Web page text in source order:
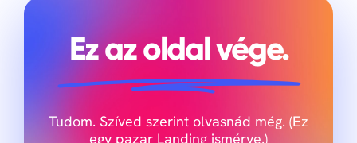
Ez az oldal vége.
Tudom. Szíved szerint olvasnád még. (Ez
egy pazar Landing ismérve.)